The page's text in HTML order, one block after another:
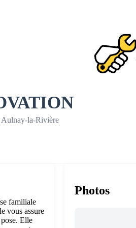
Aulnay-la-Rivière
familiale
vous assure
Elle
Photos